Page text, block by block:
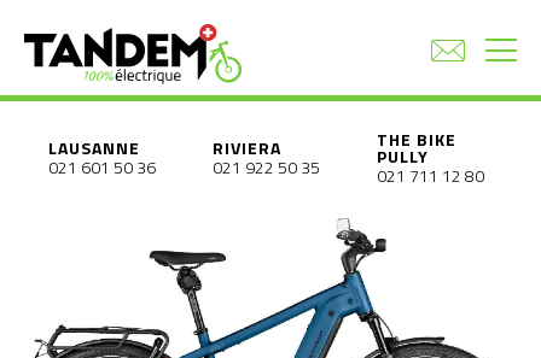
LAUSANNE
021 601 50 36
RIVIERA
021 922 50 35
THE BIKE
PULLY
021 711 12 80